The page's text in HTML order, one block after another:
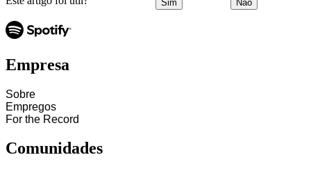
Sim Não
Empresa
Sobre
Empregos
For the Record
Comunidades